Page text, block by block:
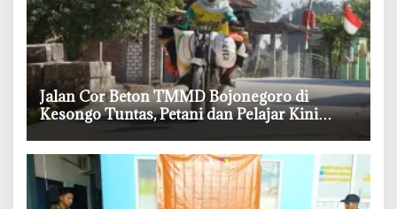
‎Jalan Cor Beton TMMD Bojonegoro di
Kesongo Tuntas, Petani dan Pelajar Kini